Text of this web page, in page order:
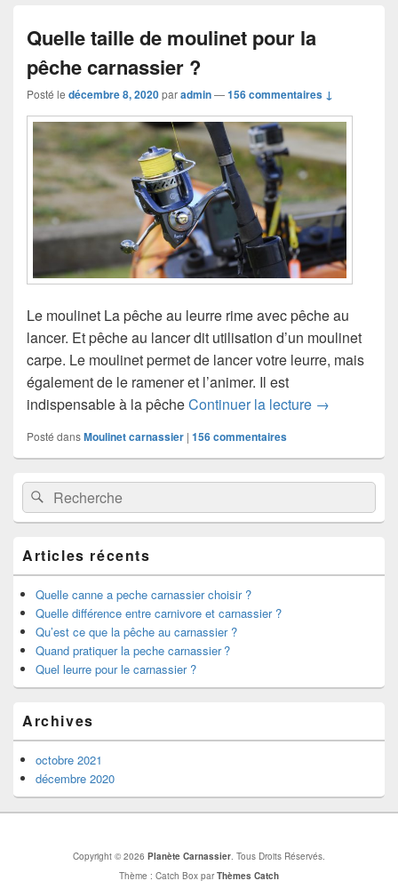
Quelle taille de moulinet pour la
pêche carnassier ?
Posté le décembre 8, 2020paradmin—156 commentaires ↓
Le moulinet La pêche au leurre rime avec pêche au
lancer. Et pêche au lancer dit utilisation d’un moulinet
carpe. Le moulinet permet de lancer votre leurre, mais
également de le ramener et l’animer. Il est
indispensable à la pêcheContinuer la lecture Quelle taille
→
Posté dansMoulinet carnassier | 156commentaires
Zone
principale
de
widget
barre
latérale
Recherche :
Rechercher
Articles récents
Quelle canne a peche carnassier choisir ?
Quelle différence entre carnivore et carnassier ?
Qu’est ce que la pêche au carnassier ?
Quand pratiquer la peche carnassier ?
Quel leurre pour le carnassier ?
Archives
octobre 2021
décembre 2020
Copyright © 2026 Planète Carnassier. Tous Droits Réservés.
Thème : Catch Box parThèmes Catch